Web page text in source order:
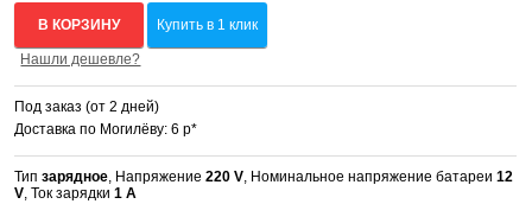
В КОРЗИНУ Купить в 1 клик
Нашли дешевле?
Под заказ (от 2 дней)
Доставка по Могилёву: 6 р*
Типзарядное, Напряжение220 V, Номинальное напряжение батареи12
V, Ток зарядки1 А